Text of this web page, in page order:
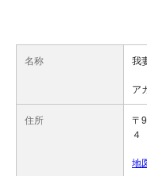
名称 我
ア
住所
〒
４
地